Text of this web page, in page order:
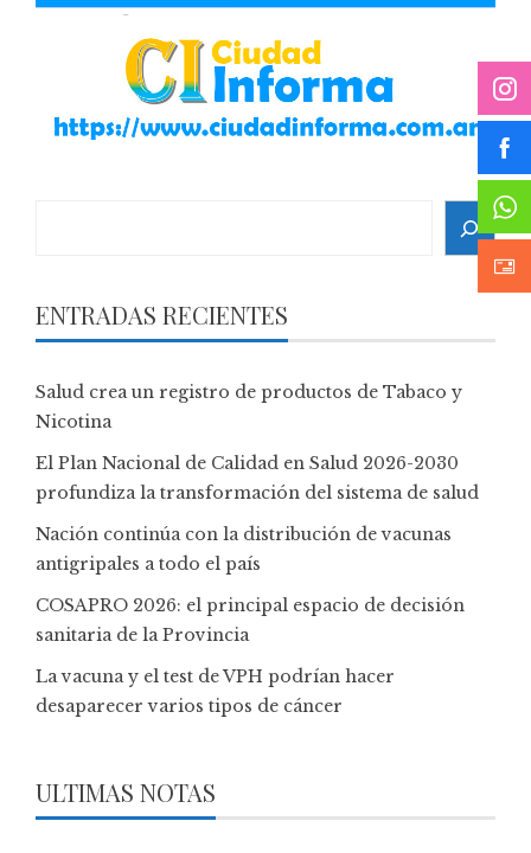
ENTRADAS RECIENTES
Salud crea un registro de productos de Tabaco y
Nicotina
El Plan Nacional de Calidad en Salud 2026-2030
profundiza la transformación del sistema de salud
Nación continúa con la distribución de vacunas
antigripales a todo el país
COSAPRO 2026: el principal espacio de decisión
sanitaria de la Provincia
La vacuna y el test de VPH podrían hacer
desaparecer varios tipos de cáncer
ULTIMAS NOTAS